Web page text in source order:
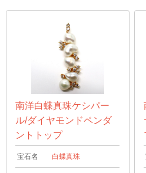
南洋白蝶真珠ケシパー
ル/ダイヤモンドペンダ
ントトップ
宝石名 白蝶真珠